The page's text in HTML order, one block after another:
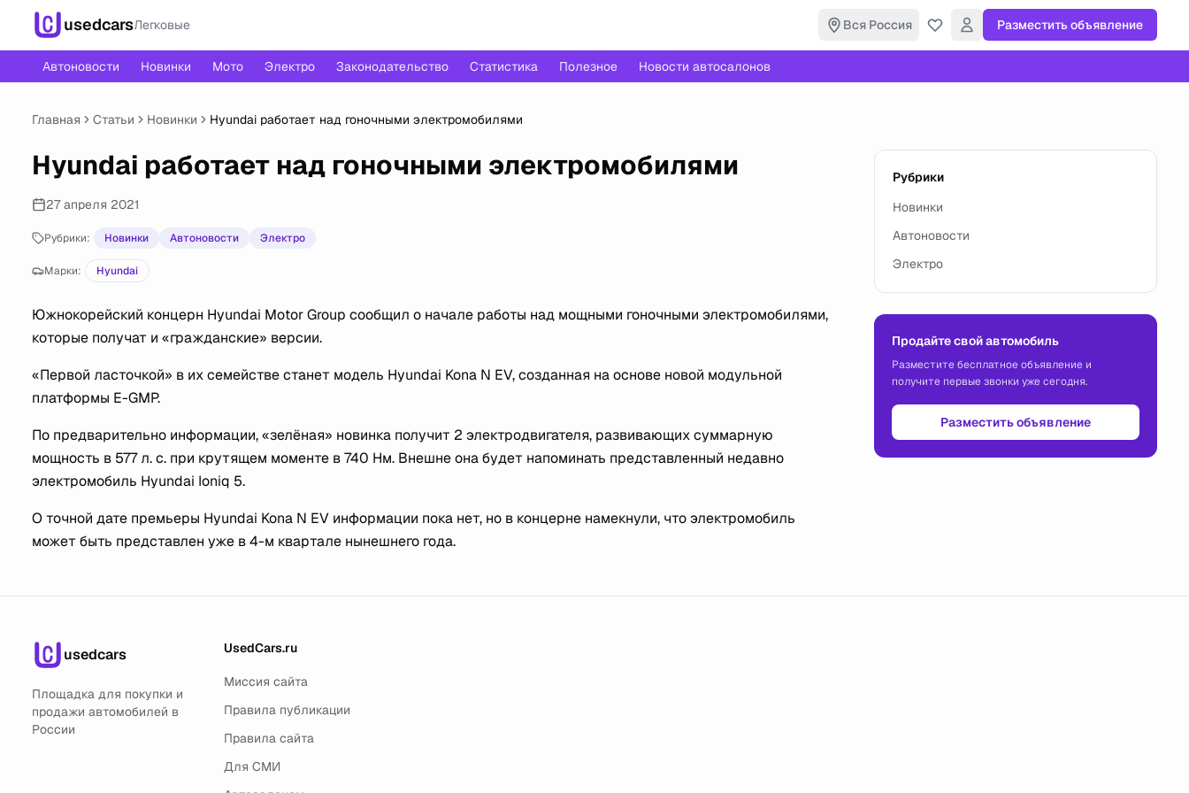
usedcarsЛегковые Вся Россия Разместить объявление
Автоновости Новинки Мото Электро Законодательство Статистика Полезное Новости автосалонов
Главная Статьи Новинки Hyundai работает над гоночными электромобилями
Hyundai работает над гоночными электромобилями
27 апреля 2021
Рубрики: Новинки Автоновости Электро
Марки: Hyundai
Южнокорейский концерн Hyundai Motor Group сообщил о начале работы над мощными гоночными электромобилями,
которые получат и «гражданские» версии.
«Первой ласточкой» в их семействе станет модель Hyundai Kona N EV, созданная на основе новой модульной
платформы E-GMP.
По предварительно информации, «зелёная» новинка получит 2 электродвигателя, развивающих суммарную
мощность в 577 л. с. при крутящем моменте в 740 Нм. Внешне она будет напоминать представленный недавно
электромобиль Hyundai Ioniq 5.
О точной дате премьеры Hyundai Kona N EV информации пока нет, но в концерне намекнули, что электромобиль
может быть представлен уже в 4-м квартале нынешнего года.
Рубрики
Новинки
Автоновости
Электро
Продайте свой автомобиль
Разместите бесплатное объявление и
получите первые звонки уже сегодня.
Разместить объявление
usedcars
Площадка для покупки и
продажи автомобилей в
России
UsedCars.ru
Миссия сайта
Правила публикации
Правила сайта
Для СМИ